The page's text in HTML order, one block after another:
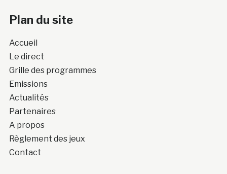
Plan du site
Accueil
Le direct
Grille des programmes
Emissions
Actualités
Partenaires
A propos
Règlement des jeux
Contact